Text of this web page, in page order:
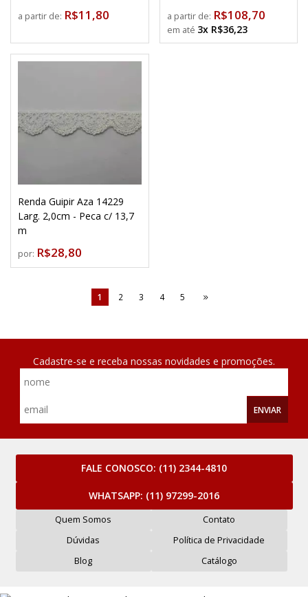
a partir de: R$11,80 a partir de: R$108,70
3x R$36,23
Renda Guipir Aza 14229
Larg. 2,0cm - Peca c/ 13,7
m
por: R$28,80
1 2 3 4 5
Cadastre-se e receba nossas novidades e promoções.
ENVIAR
FALE CONOSCO: (11) 2344-4810
WHATSAPP: (11) 97299-2016
Quem Somos
Contato
Dúvidas
Política de Privacidade
Blog
Catálogo